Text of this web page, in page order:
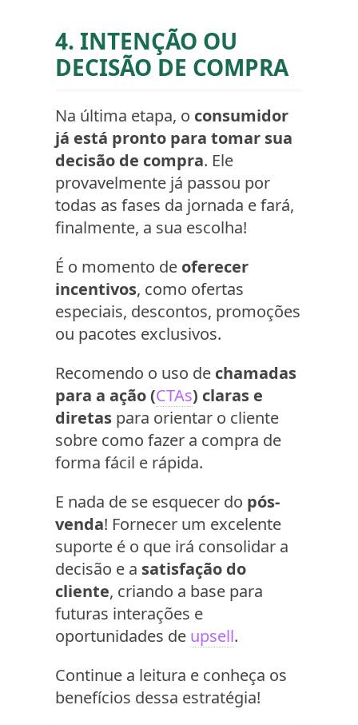
4. INTENÇÃO OU
DECISÃO DE COMPRA
Na última etapa, o consumidor
já está pronto para tomar sua
decisão de compra. Ele
provavelmente já passou por
todas as fases da jornada e fará,
finalmente, a sua escolha!
É o momento de oferecer
incentivos, como ofertas
especiais, descontos, promoções
ou pacotes exclusivos.
Recomendo o uso de chamadas
para a ação (CTAs) claras e
diretas para orientar o cliente
sobre como fazer a compra de
forma fácil e rápida.
E nada de se esquecer do pós-
venda! Fornecer um excelente
suporte é o que irá consolidar a
decisão e a satisfação do
cliente, criando a base para
futuras interações e
oportunidades de upsell.
Continue a leitura e conheça os
benefícios dessa estratégia!